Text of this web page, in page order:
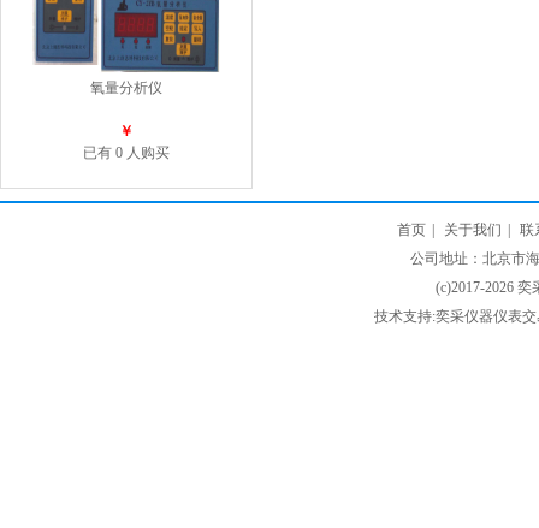
氧量分析仪
￥
已有 0 人购买
首页 关于我们
联
公司地址：北京市
(c)2017-2026
技术支持:奕采仪器仪表